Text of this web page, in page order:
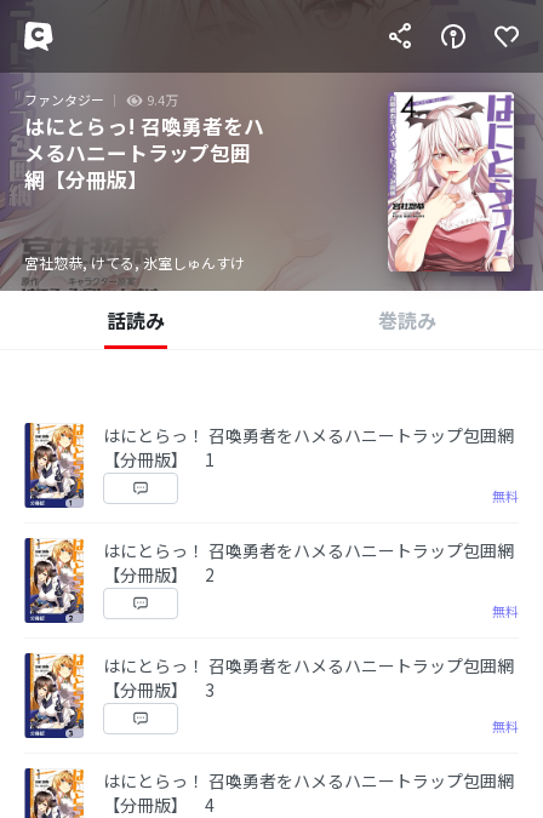
ファンタジー 9.4万
はにとらっ! 召喚勇者をハ
メるハニートラップ包囲
網【分冊版】
宮社惣恭, けてる, 氷室しゅんすけ
話読み 巻読み
はにとらっ！ 召喚勇者をハメるハニートラップ包囲網
【分冊版】 1
無料
はにとらっ！ 召喚勇者をハメるハニートラップ包囲網
【分冊版】 2
無料
はにとらっ！ 召喚勇者をハメるハニートラップ包囲網
【分冊版】 3
無料
はにとらっ！ 召喚勇者をハメるハニートラップ包囲網
【分冊版】 4